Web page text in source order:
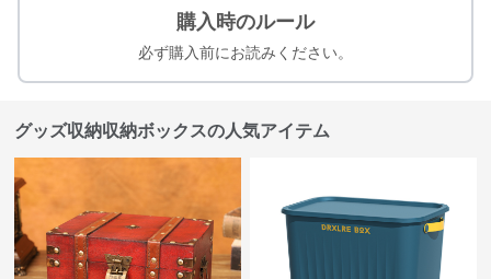
購入時のルール
必ず購入前にお読みください。
グッズ収納収納ボックスの人気アイテム